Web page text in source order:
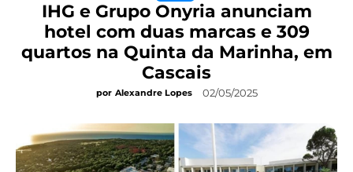
IHG e Grupo Onyria anunciam
hotel com duas marcas e 309
quartos na Quinta da Marinha, em
Cascais
por Alexandre Lopes 02/05/2025